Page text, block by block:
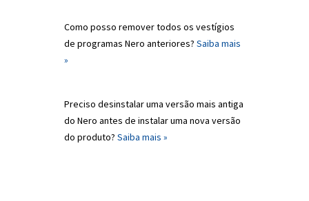
Como posso remover todos os vestígios
de programas Nero anteriores? Saiba mais
»
Preciso desinstalar uma versão mais antiga
do Nero antes de instalar uma nova versão
do produto? Saiba mais »